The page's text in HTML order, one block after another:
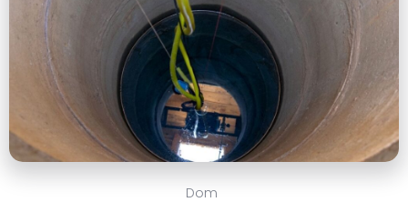
Dom